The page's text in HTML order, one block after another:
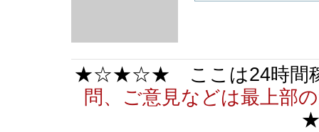
★☆★☆★ ここは24時間稼
問、ご意見などは最上部